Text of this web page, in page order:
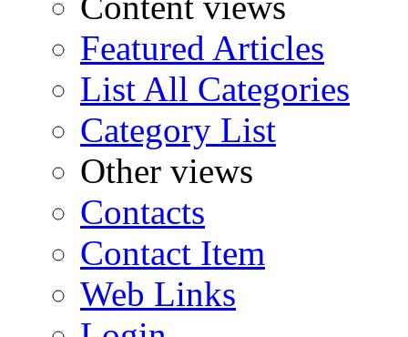
Featured Articles
List All Categories
Category List
Other views
Contacts
Contact Item
Web Links